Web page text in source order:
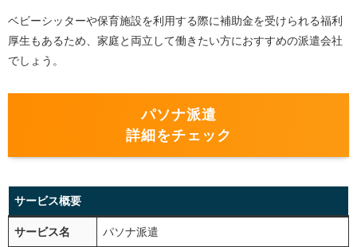
ベビーシッターや保育施設を利用する際に補助金を受けられる福利
厚生もあるため、家庭と両立して働きたい方におすすめの派遣会社
でしょう。
パソナ派遣
詳細をチェック
サービス概要
サービス名 パソナ派遣